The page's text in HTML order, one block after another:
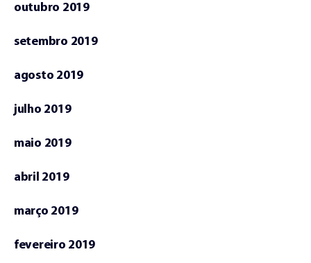
outubro 2019
setembro 2019
agosto 2019
julho 2019
maio 2019
abril 2019
março 2019
fevereiro 2019